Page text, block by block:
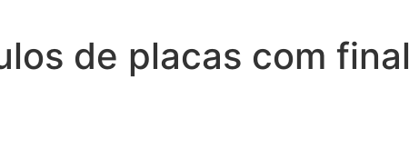
de placas com final